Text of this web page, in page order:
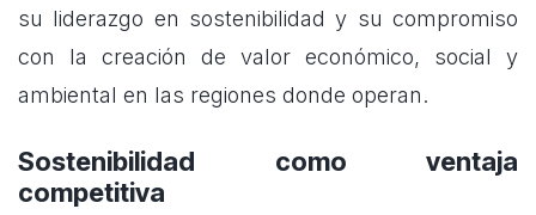
su liderazgo en sostenibilidad y su compromiso
con la creación de valor económico, social y
ambiental en las regiones donde operan.
Sostenibilidad como ventaja
competitiva